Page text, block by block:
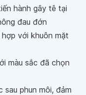
hành gây tê tại
đau đớn
với khuôn mặt
màu sắc đã chọn
phun môi, đảm